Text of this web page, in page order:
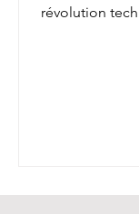
révolution